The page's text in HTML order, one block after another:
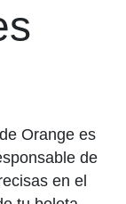
Orange es
de
en el